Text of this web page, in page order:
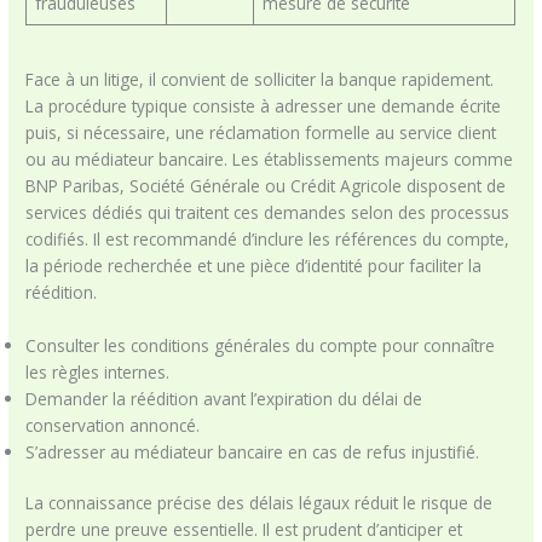
Face à un litige, il convient de solliciter la banque rapidement.
La procédure typique consiste à adresser une demande écrite
puis, si nécessaire, une réclamation formelle au service client
ou au médiateur bancaire. Les établissements majeurs comme
BNP Paribas, Société Générale ou Crédit Agricole disposent de
services dédiés qui traitent ces demandes selon des processus
codifiés. Il est recommandé d’inclure les références du compte,
la période recherchée et une pièce d’identité pour faciliter la
réédition.
Consulter les conditions générales du compte pour connaître
les règles internes.
Demander la réédition avant l’expiration du délai de
conservation annoncé.
S’adresser au médiateur bancaire en cas de refus injustifié.
La connaissance précise des délais légaux réduit le risque de
perdre une preuve essentielle. Il est prudent d’anticiper et